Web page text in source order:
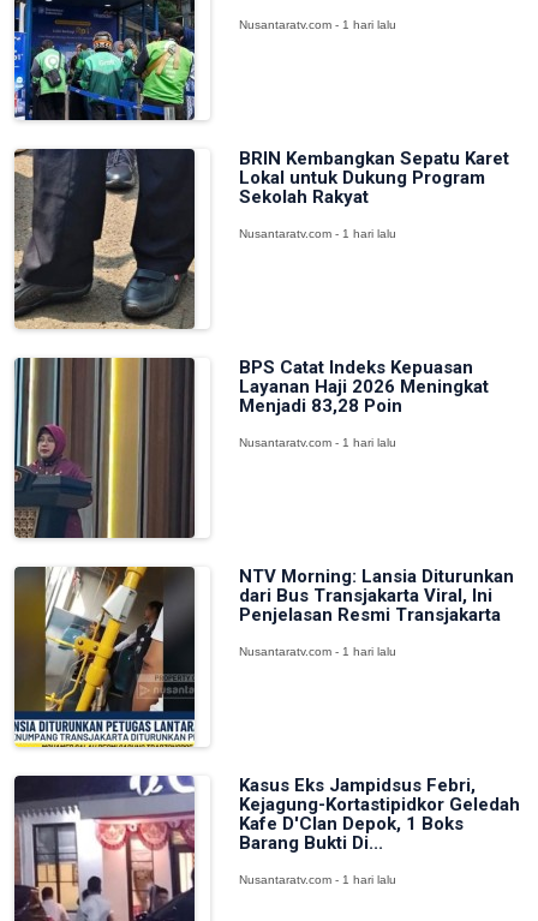
Nusantaratv.com - 1 hari lalu
BRIN Kembangkan Sepatu Karet
Lokal untuk Dukung Program
Sekolah Rakyat
Nusantaratv.com - 1 hari lalu
BPS Catat Indeks Kepuasan
Layanan Haji 2026 Meningkat
Menjadi 83,28 Poin
Nusantaratv.com - 1 hari lalu
NTV Morning: Lansia Diturunkan
dari Bus Transjakarta Viral, Ini
Penjelasan Resmi Transjakarta
Nusantaratv.com - 1 hari lalu
Kasus Eks Jampidsus Febri,
Kejagung-Kortastipidkor Geledah
Kafe D'Clan Depok, 1 Boks
Barang Bukti Di...
Nusantaratv.com - 1 hari lalu